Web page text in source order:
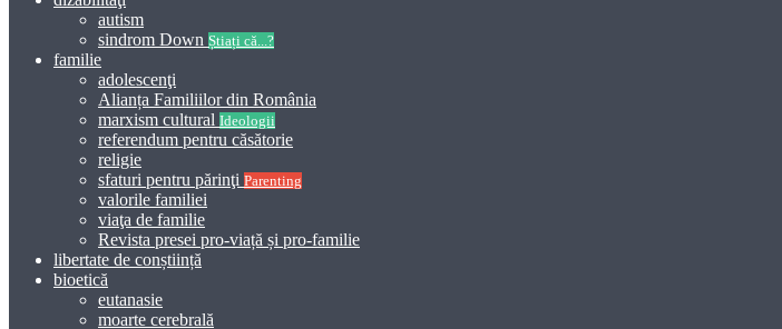
autism
sindrom Down Știați că...?
familie
adolescenţi
Alianța Familiilor din România
marxism cultural Ideologii
referendum pentru căsătorie
religie
sfaturi pentru părinţi Parenting
valorile familiei
viaţa de familie
Revista presei pro-viață și pro-familie
libertate de conștiință
bioetică
eutanasie
moarte cerebrală